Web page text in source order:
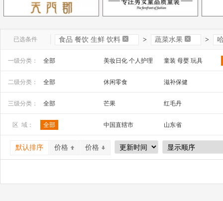
已选条件 食品 餐饮 生鲜 饮料 > 蔬菜水果 >
一级分类： 全部 美妆日化 个人护理
童装 母婴 玩具
安全防护 五金工具
家装建材 机床 机械及行业设备
二级分类： 全部 休闲零食
滋补保健
三级分类：
全部 芒果
红毛丹
桃子
李子/布林
车厘子/樱桃
新鲜蔬菜
区 域： 全部 中国直辖市
山东省
广西
辽宁省
吉林省
宁夏
四川省 贵州省
默认排序 价格 价格